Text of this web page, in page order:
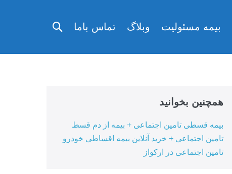
بیمه مسئولیت وبلاگ تماس باما
تغییر
همچنین بخوانید
بیمه قسطی تامین اجتماعی + بیمه از دم قسط
تامین اجتماعی + خرید آنلاین بیمه اقساطی خودرو
تامین اجتماعی در ارکواز